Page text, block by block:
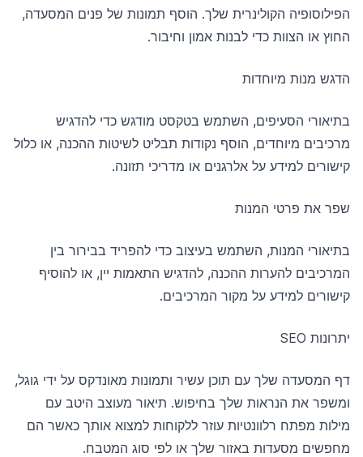
הפילוסופיה הקולינרית שלך. הוסף תמונות של פנים המסעדה,
החוץ או הצוות כדי לבנות אמון וחיבור.
הדגש מנות מיוחדות
בתיאורי הסעיפים, השתמש בטקסט מודגש כדי להדגיש
מרכיבים מיוחדים, הוסף נקודות תבליט לשיטות ההכנה, או כלול
קישורים למידע על אלרגנים או מדריכי תזונה.
שפר את פרטי המנות
בתיאורי המנות, השתמש בעיצוב כדי להפריד בבירור בין
המרכיבים להערות ההכנה, להדגיש התאמות יין, או להוסיף
קישורים למידע על מקור המרכיבים.
יתרונות SEO
דף המסעדה שלך עם תוכן עשיר ותמונות מאונדקס על ידי גוגל,
ומשפר את הנראות שלך בחיפוש. תיאור מעוצב היטב עם
מילות מפתח רלוונטיות עוזר ללקוחות למצוא אותך כאשר הם
מחפשים מסעדות באזור שלך או לפי סוג המטבח.